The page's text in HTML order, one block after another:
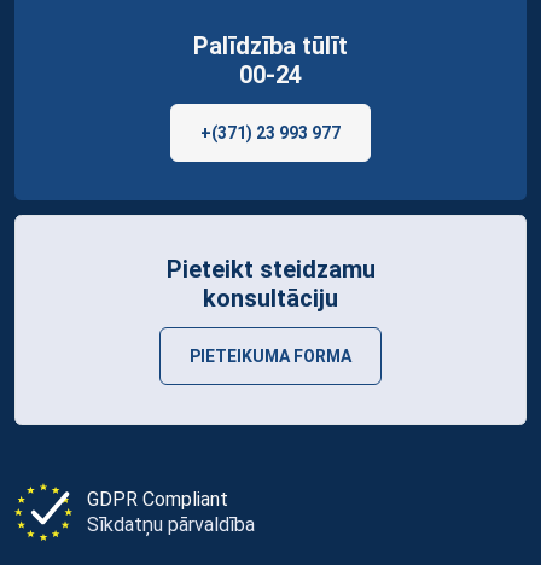
GDPR Compliant
Sīkdatņu pārvaldība
Palīdzība tūlīt
00-24
+(371) 23 993 977
Pieteikt steidzamu
konsultāciju
PIETEIKUMA FORMA